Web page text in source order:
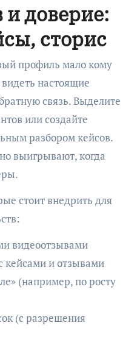
доверие:
сторис
профиль мало кому
настоящие
связь. Выделите
или создайте
разбором кейсов.
выигрывают, когда
стоит внедрить для
видеоотзывами
кейсами и отзывами
(например, по росту
(с разрешения